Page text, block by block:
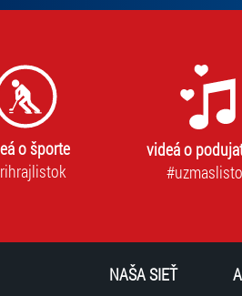
o športe
videá o
NAŠA SIEŤ